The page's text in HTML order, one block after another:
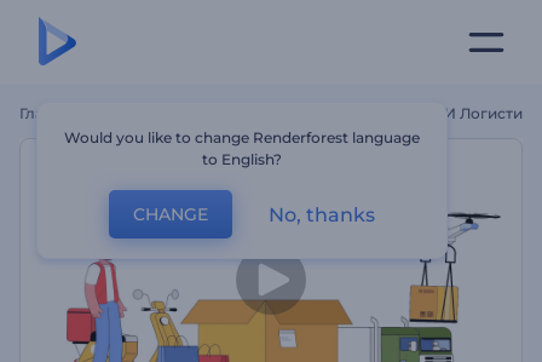
Главная Подборка Пояснений По Доставке И Логистике
Would you like to change Renderforest language
to English?
CHANGE No, thanks